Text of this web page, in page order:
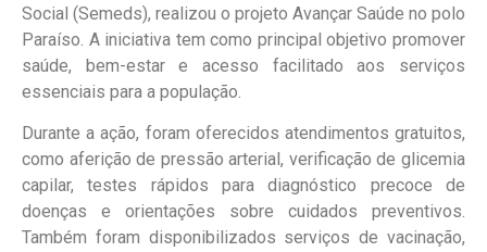
Social (Semeds), realizou o projeto Avançar Saúde no polo
Paraíso. A iniciativa tem como principal objetivo promover
saúde, bem-estar e acesso facilitado aos serviços
essenciais para a população.
Durante a ação, foram oferecidos atendimentos gratuitos,
como aferição de pressão arterial, verificação de glicemia
capilar, testes rápidos para diagnóstico precoce de
doenças e orientações sobre cuidados preventivos.
Também foram disponibilizados serviços de vacinação,